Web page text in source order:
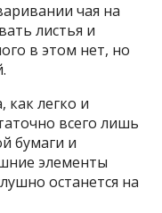
чая на
листья и
в этом нет, но
как легко и
всего лишь
бумаги и
элементы
останется на